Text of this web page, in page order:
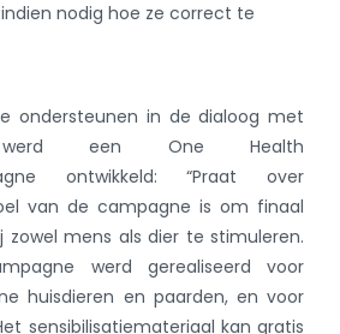
nodig hoe ze correct te
ondersteunen in de dialoog met
werd een One Health
ontwikkeld: “Praat over
van de campagne is om finaal
zowel mens als dier te stimuleren.
werd gerealiseerd voor
huisdieren en paarden, en voor
sensibilisatiemateriaal kan gratis